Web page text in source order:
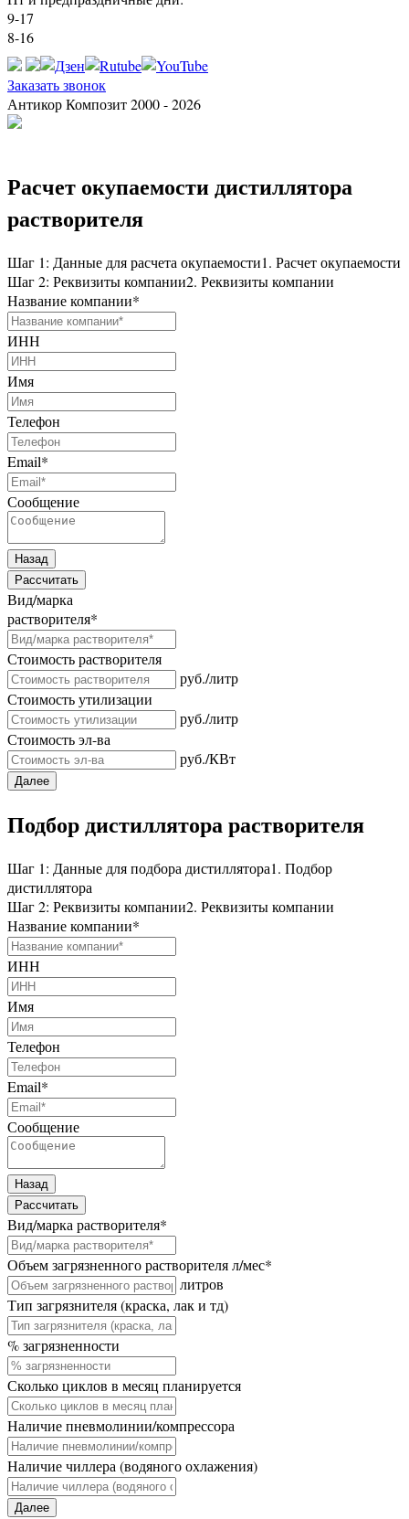
9-17
8-16
Заказать звонок
Антикор Композит 2000 - 2026
Расчет окупаемости дистиллятора
растворителя
Шаг 1: Данные для расчета окупаемости1. Расчет окупаемости
Шаг 2: Реквизиты компании2. Реквизиты компании
Название компании*
ИНН
Имя
Телефон
Email*
Сообщение
Назад
Рассчитать
Вид/марка
растворителя*
Стоимость растворителя
руб./литр
Стоимость утилизации
руб./литр
Стоимость эл-ва
руб./КВт
Далее
Подбор дистиллятора растворителя
Шаг 1: Данные для подбора дистиллятора1. Подбор
дистиллятора
Шаг 2: Реквизиты компании2. Реквизиты компании
Название компании*
ИНН
Имя
Телефон
Email*
Сообщение
Назад
Рассчитать
Вид/марка растворителя*
Объем загрязненного растворителя л/мес*
литров
Тип загрязнителя (краска, лак и тд)
% загрязненности
Сколько циклов в месяц планируется
Наличие пневмолинии/компрессора
Наличие чиллера (водяного охлажения)
Далее